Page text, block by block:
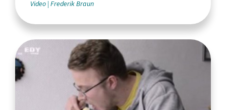
Video Frederik Braun